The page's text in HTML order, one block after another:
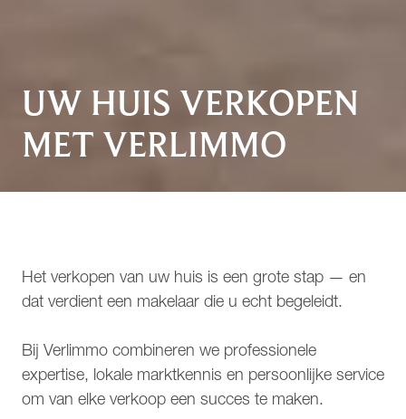
UW HUIS VERKOPEN
MET VERLIMMO
Het verkopen van uw huis is een grote stap — en
dat verdient een makelaar die u echt begeleidt.
Bij Verlimmo combineren we professionele
expertise, lokale marktkennis en persoonlijke service
om van elke verkoop een succes te maken.